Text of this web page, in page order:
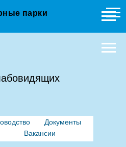
парки
Документы
Вакансии